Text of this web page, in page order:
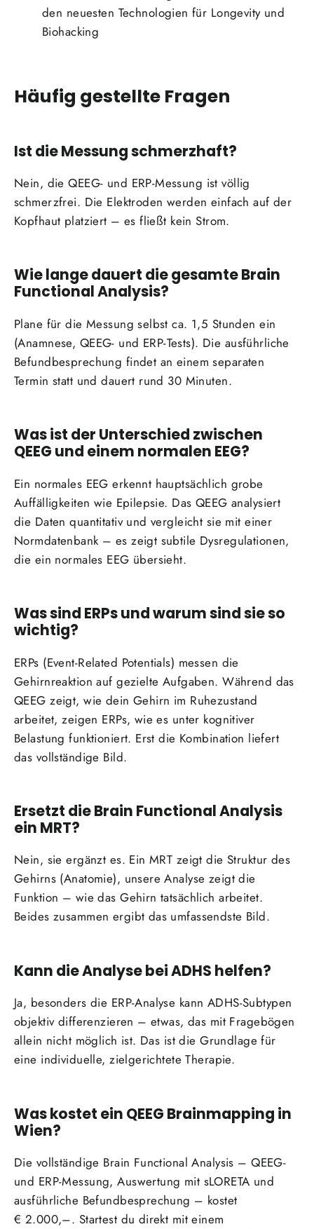
den neuesten Technologien für Longevity und
Biohacking
Häufig gestellte Fragen
Ist die Messung schmerzhaft?
Nein, die QEEG- und ERP-Messung ist völlig
schmerzfrei. Die Elektroden werden einfach auf der
Kopfhaut platziert – es fließt kein Strom.
Wie lange dauert die gesamte Brain
Functional Analysis?
Plane für die Messung selbst ca. 1,5 Stunden ein
(Anamnese, QEEG- und ERP-Tests). Die ausführliche
Befundbesprechung findet an einem separaten
Termin statt und dauert rund 30 Minuten.
Was ist der Unterschied zwischen
QEEG und einem normalen EEG?
Ein normales EEG erkennt hauptsächlich grobe
Auffälligkeiten wie Epilepsie. Das QEEG analysiert
die Daten quantitativ und vergleicht sie mit einer
Normdatenbank – es zeigt subtile Dysregulationen,
die ein normales EEG übersieht.
Was sind ERPs und warum sind sie so
wichtig?
ERPs (Event-Related Potentials) messen die
Gehirnreaktion auf gezielte Aufgaben. Während das
QEEG zeigt, wie dein Gehirn im Ruhezustand
arbeitet, zeigen ERPs, wie es unter kognitiver
Belastung funktioniert. Erst die Kombination liefert
das vollständige Bild.
Ersetzt die Brain Functional Analysis
ein MRT?
Nein, sie ergänzt es. Ein MRT zeigt die Struktur des
Gehirns (Anatomie), unsere Analyse zeigt die
Funktion – wie das Gehirn tatsächlich arbeitet.
Beides zusammen ergibt das umfassendste Bild.
Kann die Analyse bei ADHS helfen?
Ja, besonders die ERP-Analyse kann ADHS-Subtypen
objektiv differenzieren – etwas, das mit Fragebögen
allein nicht möglich ist. Das ist die Grundlage für
eine individuelle, zielgerichtete Therapie.
Was kostet ein QEEG Brainmapping in
Wien?
Die vollständige Brain Functional Analysis – QEEG-
und ERP-Messung, Auswertung mit sLORETA und
ausführliche Befundbesprechung – kostet
€ 2.000,–. Startest du direkt mit einem